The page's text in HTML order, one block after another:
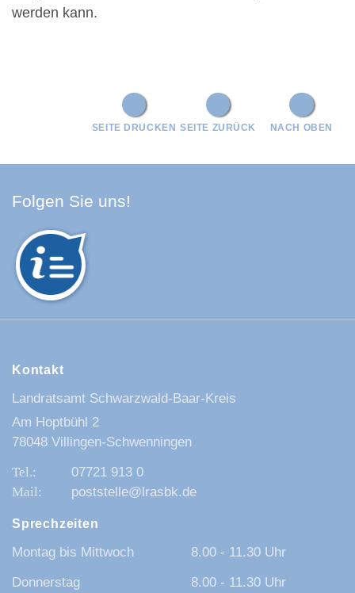
werden kann.
NACH OBEN
SEITE ZURÜCK
SEITE DRUCKEN
Folgen Sie uns!
Kontakt
Landratsamt Schwarzwald-Baar-Kreis
Am Hoptbühl 2
78048 Villingen-Schwenningen
07721 913 0
poststelle@lrasbk.de
Sprechzeiten
Montag bis Mittwoch
8.00 - 11.30 Uhr
Donnerstag
8.00 - 11.30 Uhr